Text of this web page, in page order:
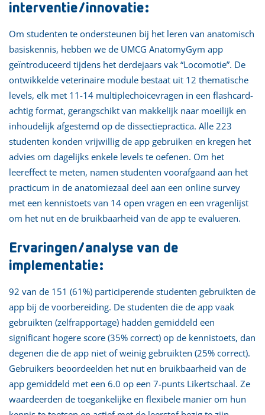
interventie/innovatie:
Om studenten te ondersteunen bij het leren van anatomisch
basiskennis, hebben we de UMCG AnatomyGym app
geïntroduceerd tijdens het derdejaars vak “Locomotie”. De
ontwikkelde veterinaire module bestaat uit 12 thematische
levels, elk met 11-14 multiplechoicevragen in een flashcard-
achtig format, gerangschikt van makkelijk naar moeilijk en
inhoudelijk afgestemd op de dissectiepractica. Alle 223
studenten konden vrijwillig de app gebruiken en kregen het
advies om dagelijks enkele levels te oefenen. Om het
leereffect te meten, namen studenten voorafgaand aan het
practicum in de anatomiezaal deel aan een online survey
met een kennistoets van 14 open vragen en een vragenlijst
om het nut en de bruikbaarheid van de app te evalueren.
Ervaringen/analyse van de
implementatie:
92 van de 151 (61%) participerende studenten gebruikten de
app bij de voorbereiding. De studenten die de app vaak
gebruikten (zelfrapportage) hadden gemiddeld een
significant hogere score (35% correct) op de kennistoets, dan
degenen die de app niet of weinig gebruikten (25% correct).
Gebruikers beoordeelden het nut en bruikbaarheid van de
app gemiddeld met een 6.0 op een 7-punts Likertschaal. Ze
waardeerden de toegankelijke en flexibele manier om hun